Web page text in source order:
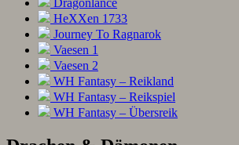
Dragonlance
HeXXen 1733
Journey To Ragnarok
Vaesen 1
Vaesen 2
WH Fantasy – Reikland
WH Fantasy – Reikspiel
WH Fantasy – Übersreik